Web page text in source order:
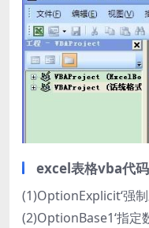
excel表格vba代
(1)OptionExplicit‘强
(2)OptionBase1‘指定